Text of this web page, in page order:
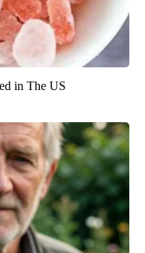
in The US